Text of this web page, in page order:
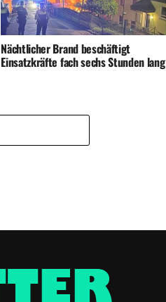
Nächtlicher Brand beschäftigt
Einsatzkräfte fach sechs Stunden lang